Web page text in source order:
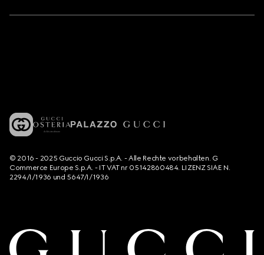
© 2016 - 2025 Guccio Gucci S.p.A. - Alle Rechte vorbehalten. G
Commerce Europe S.p.A. - IT VAT nr 05142860484. LIZENZ SIAE N.
2294/I/1936 und 5647/I/1936